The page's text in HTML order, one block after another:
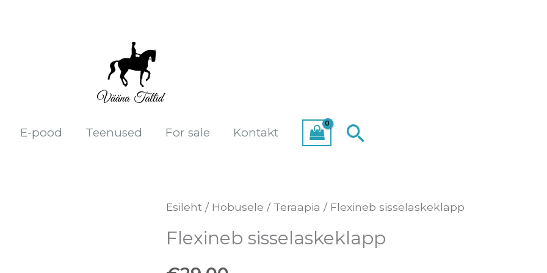
E-pood Teenused For sale Kontakt Search
Esileht / Hobusele / Teraapia / Flexineb sisselaskeklapp
Flexineb sisselaskeklapp
Flexineb
sisselaskeklapp